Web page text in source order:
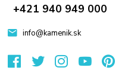
+421 940 949 000
info@kamenik.sk